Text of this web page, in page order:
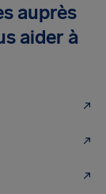
auprès
aider à